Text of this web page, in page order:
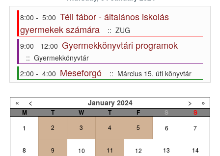
8:00 - 5:00 Téli tábor - általános iskolás
gyermekek számára
:: ZUG
9:00 - 12:00 Gyermekkönyvtári programok
:: Gyermekkönyvtár
2:00 - 4:00 Meseforgó :: Március 15. úti könyvtár
« < January 2024 > »
M T W T F S S
1 2 3 4 5 6 7
8 9 10 11 12 13 14